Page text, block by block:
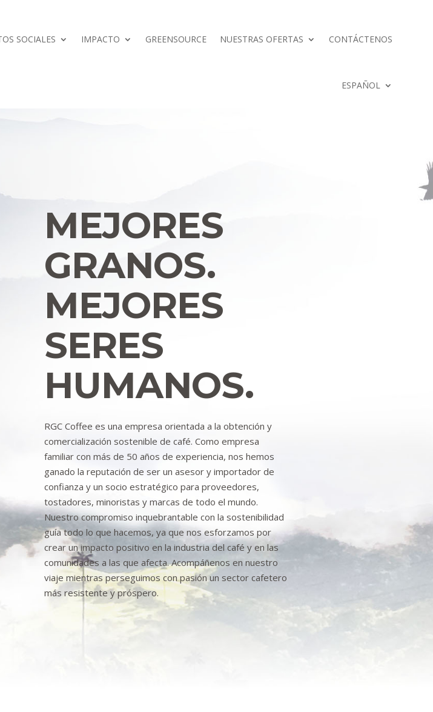
SOCIALES IMPACTO GREENSOURCE NUESTRAS OFERTAS CONTÁCTENOS
ESPAÑOL
MEJORES
GRANOS.
MEJORES
SERES
HUMANOS.
RGC Coffee es una empresa orientada a la obtención y
comercialización sostenible de café. Como empresa
familiar con más de 50 años de experiencia, nos hemos
ganado la reputación de ser un asesor y importador de
confianza y un socio estratégico para proveedores,
tostadores, minoristas y marcas de todo el mundo.
Nuestro compromiso inquebrantable con la sostenibilidad
guía todo lo que hacemos, ya que nos esforzamos por
crear un impacto positivo en la industria del café y en las
comunidades a las que afecta. Acompáñenos en nuestro
viaje mientras perseguimos con pasión un sector cafetero
más resistente y próspero.